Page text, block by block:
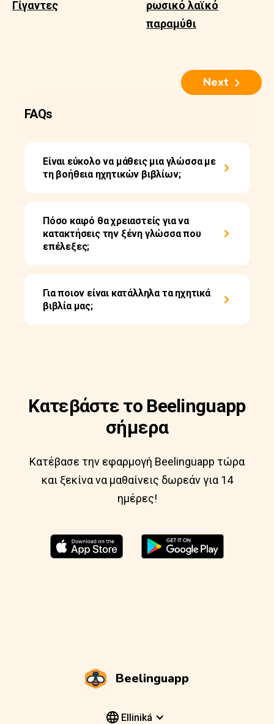
Γίγαντες
ρωσικό λαϊκό
παραμύθι
Next
FAQs
Είναι εύκολο να μάθεις μια γλώσσα με
τη βοήθεια ηχητικών βιβλίων;
Πόσο καιρό θα χρειαστείς για να
κατακτήσεις την ξένη γλώσσα που
επέλεξες;
Για ποιον είναι κατάλληλα τα ηχητικά
βιβλία μας;
Κατεβάστε το Beelinguapp
σήμερα
Κατέβασε την εφαρμογή Beelinguapp τώρα
και ξεκίνα να μαθαίνεις δωρεάν για 14
ημέρες!
Beelinguapp
Elliniká